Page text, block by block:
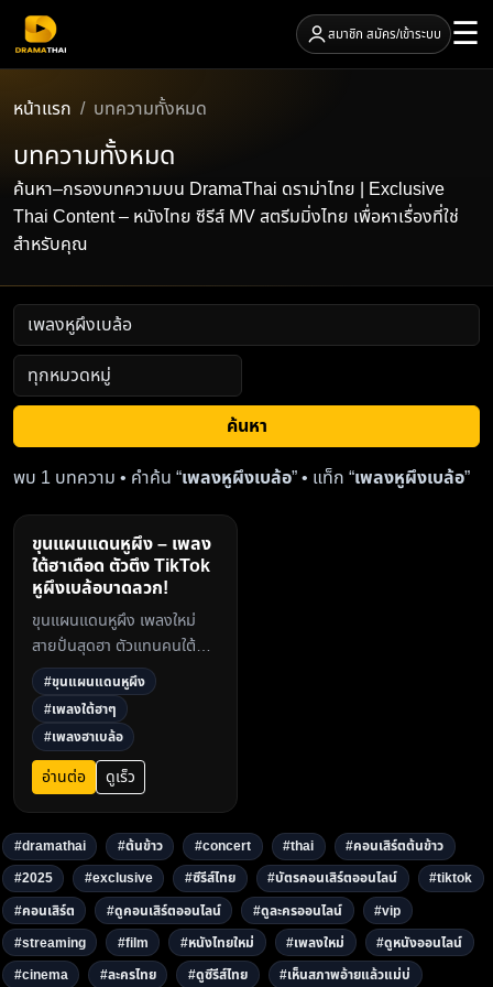
สมาชิก สมัคร/เข้าระบบ ☰
หน้าแรก บทความทั้งหมด
บทความทั้งหมด
ค้นหา–กรองบทความบน DramaThai ดราม่าไทย | Exclusive
Thai Content – หนังไทย ซีรีส์ MV สตรีมมิ่งไทย เพื่อหาเรื่องที่ใช่
สำหรับคุณ
ค้นหา
พบ 1 บทความ • คำค้น “เพลงหูผึงเบล้อ” • แท็ก “เพลงหูผึงเบล้อ”
ขุนแผนแดนหูผึง – เพลง
ใต้ฮาเดือด ตัวตึง TikTok
หูผึงเบล้อบาดลวก!
ขุนแผนแดนหูผึง เพลงใหม่
สายปั่นสุดฮา ตัวแทนคนใต้ลุ
คดารากรุงเทพฯ หูผึงจน
TikTok ระเบิด! เนื้อเพลงจิก
กัดเบา ๆ แต่แสบถึงใจ ฟังแล้ว
ฮาแน่!3
#ขุนแผนแดนหูผึง
#เพลงใต้ฮาๆ
#เพลงฮาเบล้อ
อ่านต่อ ดูเร็ว
#dramathai #ต้นข้าว #concert #thai
#คอนเสิร์ตต้นข้าว
#2025
#exclusive #ซีรีส์ไทย #บัตรคอนเสิร์ตออนไลน์
#tiktok
#คอนเสิร์ต
#ดูคอนเสิร์ตออนไลน์ #ดูละครออนไลน์
#vip
#streaming
#film #หนังไทยใหม่ #เพลงใหม่
#ดูหนังออนไลน์
#cinema
#ละครไทย #ดูซีรีส์ไทย #เห็นสภาพอ้ายแล้วแม่บ่